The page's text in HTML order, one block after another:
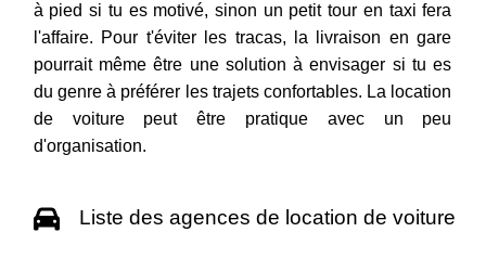
à pied si tu es motivé, sinon un petit tour en taxi fera
l'affaire. Pour t'éviter les tracas, la livraison en gare
pourrait même être une solution à envisager si tu es
du genre à préférer les trajets confortables. La location
de voiture peut être pratique avec un peu
d'organisation.
Liste des agences de location de voiture